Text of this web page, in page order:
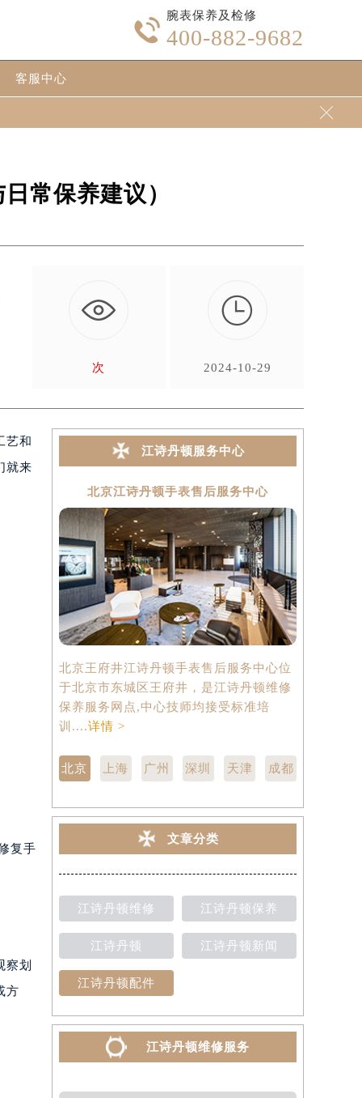

腕表保养及检修
400-882-9682
客服中心

常保养建议）
次

2024-10-29
艺和
就来
复手
察划
方
江诗丹顿服务中心
北京江诗丹顿手表售后服务中心
北京王府井江诗丹顿手表售后服务中心位
于北京市东城区王府井，是江诗丹顿维修
保养服务网点,中心技师均接受标准培
训....详情 >
北京 上海 广州 深圳 天津 成都
文章分类
江诗丹顿维修 江诗丹顿保养
江诗丹顿 江诗丹顿新闻
江诗丹顿配件
江诗丹顿维修服务